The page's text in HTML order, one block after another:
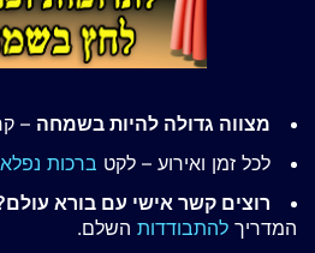
מצווה גדולה להיות בשמחה –
לכל זמן ואירוע – לקט ברכות
רוצים קשר אישי עם בורא
המדריך להתבודדות השלם.